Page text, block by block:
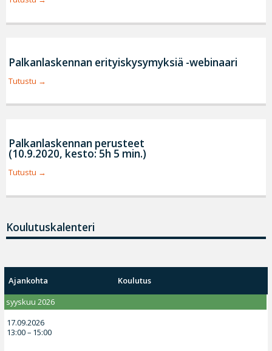
Palkanlaskennan erityiskysymyksiä -webinaari
Tutustu
Palkanlaskennan perusteet
(10.9.2020, kesto: 5h 5 min.)
Tutustu
Koulutuskalenteri
Ajankohta
Koulutus
syyskuu 2026
17.09.2026
13:00 – 15:00